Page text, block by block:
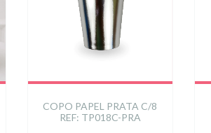
COPO PAPEL PRATA C/8
REF: TP018C-PRA